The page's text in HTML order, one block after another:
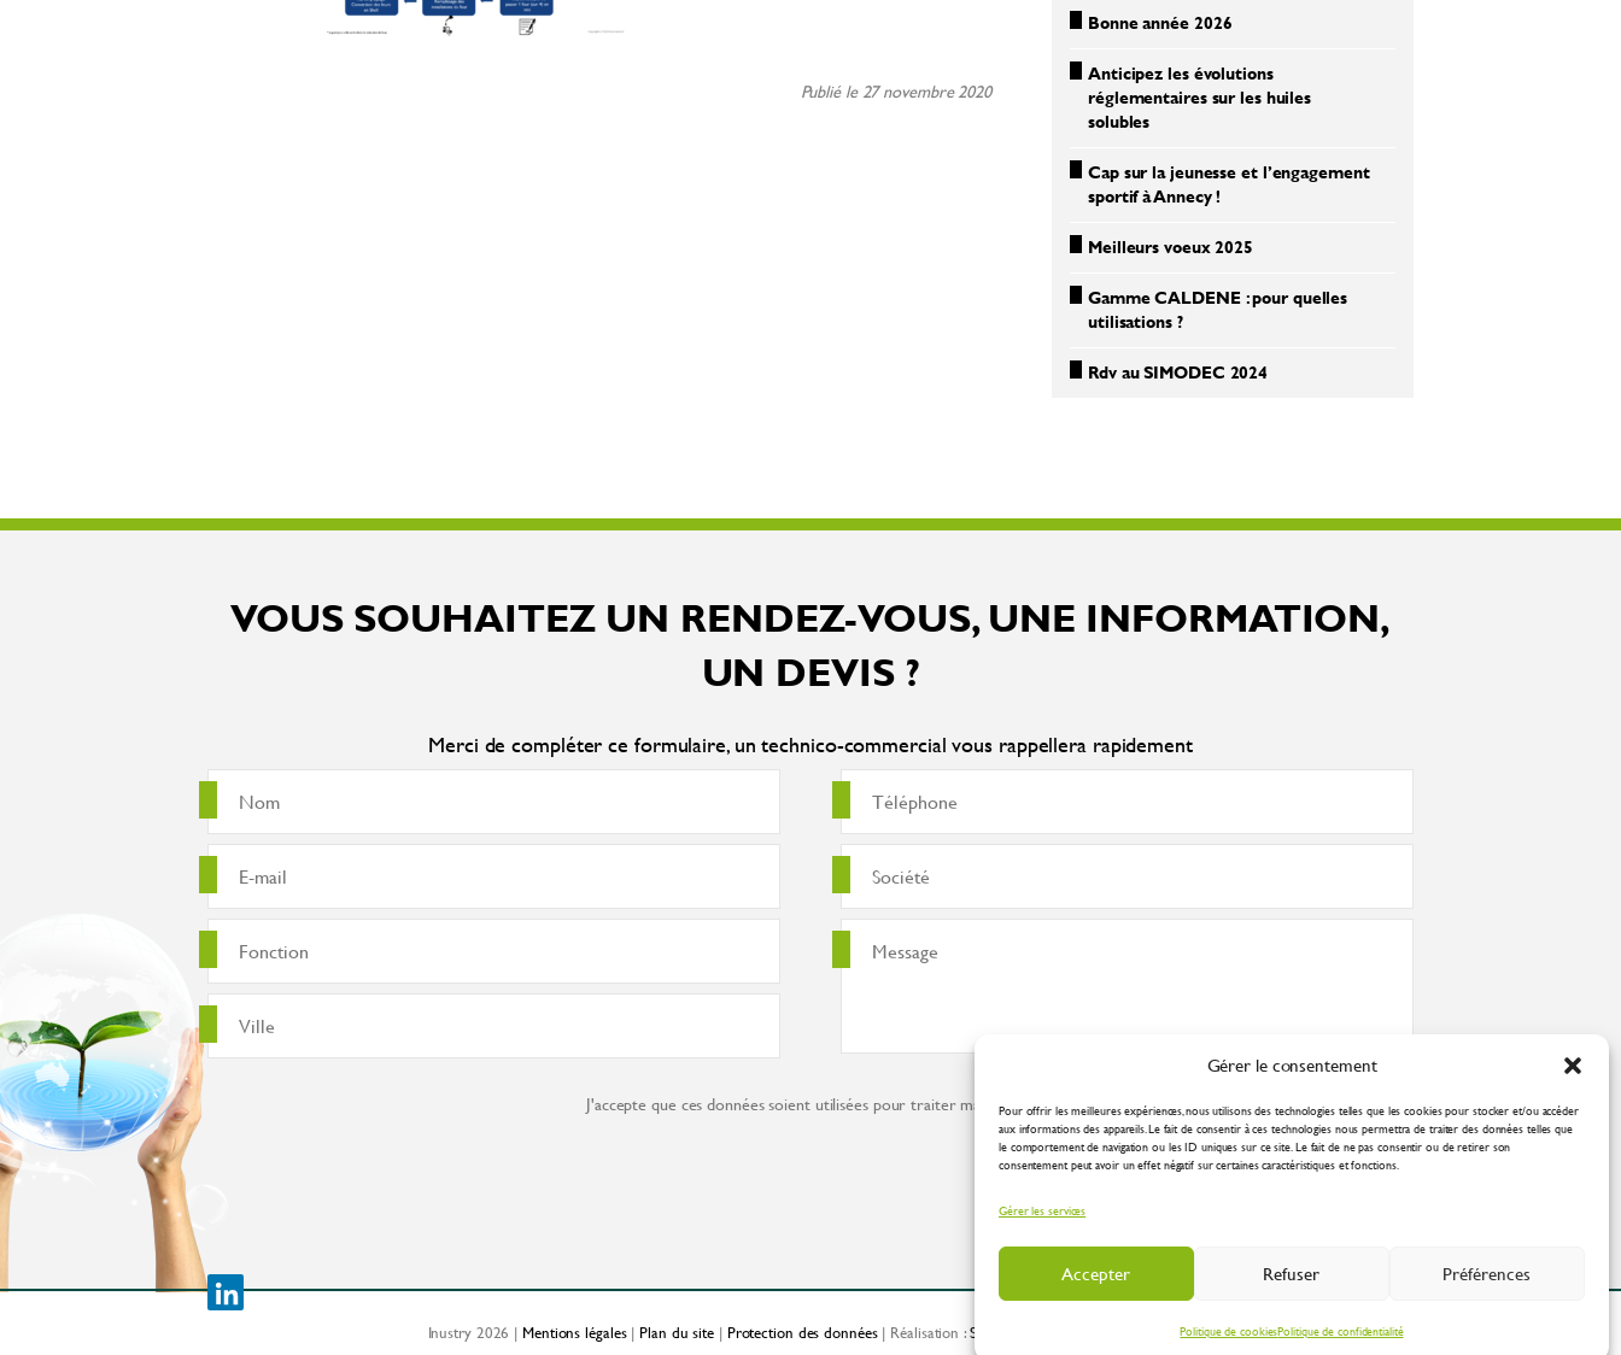
Gérer le consentement
Pour offrir les meilleures expériences, nous utilisons des technologies telles que les cookies pour stocker et/ou accéder
aux informations des appareils. Le fait de consentir à ces technologies nous permettra de traiter des données telles que
le comportement de navigation ou les ID uniques sur ce site. Le fait de ne pas consentir ou de retirer son
consentement peut avoir un effet négatif sur certaines caractéristiques et fonctions.
Gérer les services
Accepter Refuser Préférences
Politique de cookiesPolitique de confidentialité
Publié le 27 novembre 2020
Bonne année 2026
Anticipez les évolutions
réglementaires sur les huiles
solubles
Cap sur la jeunesse et l’engagement
sportif à Annecy !
Meilleurs voeux 2025
Gamme CALDENE : pour quelles
utilisations ?
Rdv au SIMODEC 2024
VOUS SOUHAITEZ UN RENDEZ-VOUS, UNE INFORMATION,
UN DEVIS ?
Merci de compléter ce formulaire, un technico-commercial vous rappellera rapidement
J'accepte que ces données soient utilisées pour traiter ma demande conformément à lapolitique de confidentialité
Inustry 2026 | Mentions légales|Plan du site | Protection des données| Réalisation :Spirale Communication Industrielle